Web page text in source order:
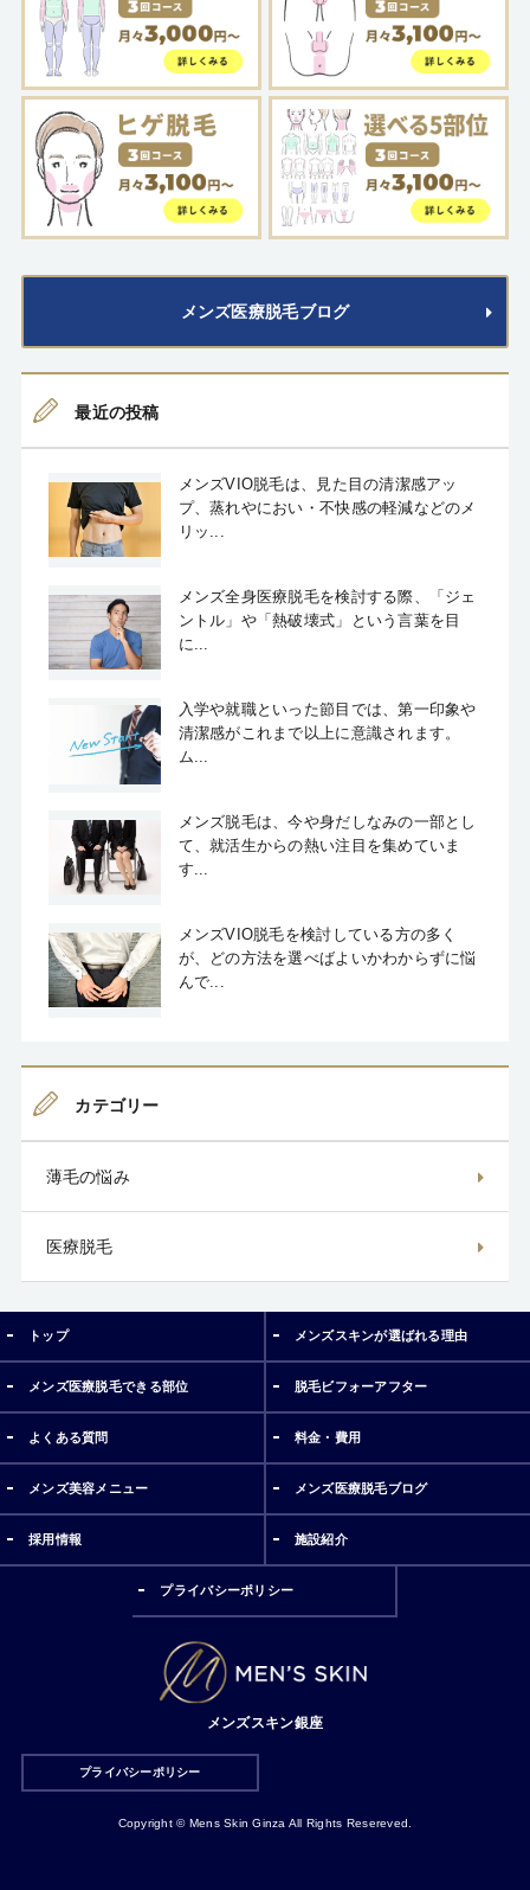
メンズ医療脱毛ブログ
最近の投稿
メンズVIO脱毛は、見た目の清潔感アッ
プ、蒸れやにおい・不快感の軽減などのメ
リッ...
メンズ全身医療脱毛を検討する際、「ジェ
ントル」や「熱破壊式」という言葉を目
に...
入学や就職といった節目では、第一印象や
清潔感がこれまで以上に意識されます。
ム...
メンズ脱毛は、今や身だしなみの一部とし
て、就活生からの熱い注目を集めていま
す...
メンズVIO脱毛を検討している方の多く
が、どの方法を選べばよいかわからずに悩
んで...
カテゴリー
薄毛の悩み
医療脱毛
トップ メンズスキンが選ばれる理由
メンズ医療脱毛できる部位 脱毛ビフォーアフター
よくある質問 料金・費用
メンズ美容メニュー メンズ医療脱毛ブログ
採用情報 施設紹介
プライバシーポリシー
メンズスキン銀座
プライバシーポリシー
Copyright © Mens Skin Ginza All Rights Resereved.